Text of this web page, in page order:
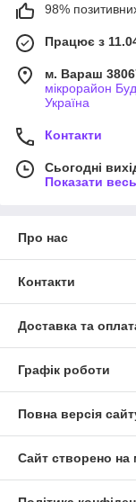
98%
Працює з
м. Вараш
мікрорайон
Україна
Контакти
Сьогодні
Показати
Про нас
Контакти
Доставка та
Графік роботи
Повна версія
Сайт створено на